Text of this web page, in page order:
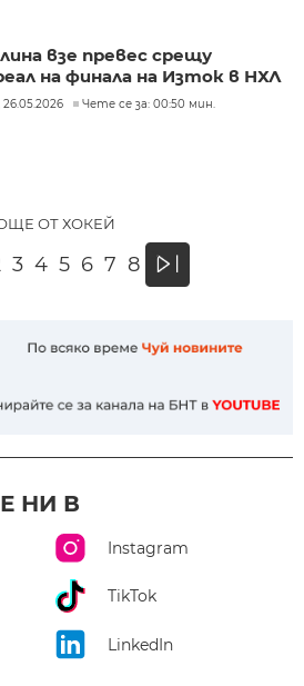
взе превес срещу
на финала на Изток в НХЛ
26.05.2026 Чете се за: 00:50 мин.
ОТ ХОКЕЙ
3 4 5 6 7 8 »
НИ В
Instagram
TikTok
LinkedIn